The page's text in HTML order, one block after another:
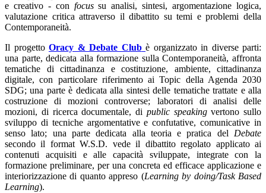
e creativo- con focussu analisi, sintesi, argomentazione logica,
valutazione critica attraverso il dibattito su temi e problemi della
Contemporaneità.
Il progetto Oracy & Debate Club è organizzato in diverse parti:
una parte, dedicata alla formazione sulla Contemporaneità, affronta
tematiche di cittadinanza e costituzione, ambiente, cittadinanza
digitale, con particolare riferimento ai Topic della Agenda 2030
SDG; una parte è dedicata alla sintesi delle tematiche trattate e alla
costruzione di mozioni controverse; laboratori di analisi delle
mozioni, di ricerca documentale, di public speakingvertono sullo
sviluppo di tecniche argomentative e confutative, comunicative in
senso lato; una parte dedicata alla teoria e pratica del Debate
secondo il format W.S.D. vede il dibattito regolato applicato ai
contenuti acquisiti e alle capacità sviluppate, integrate con la
formazione preliminare, per una concreta ed efficace applicazione e
interiorizzazione di quanto appreso (Learning by doing/Task Based
Learning).